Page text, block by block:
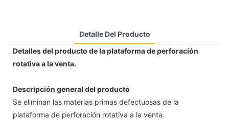
Detalle Del Producto
Detalles del producto de la plataforma de perforación
rotativa a la venta.
Descripción general del producto
Se eliminan las materias primas defectuosas de la
plataforma de perforación rotativa a la venta.